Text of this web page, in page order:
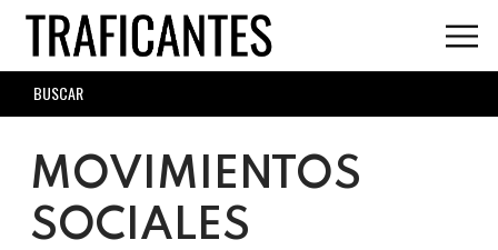
Skip
main
content
SEARCH
FORM
MOVIMIENTOS
SOCIALES